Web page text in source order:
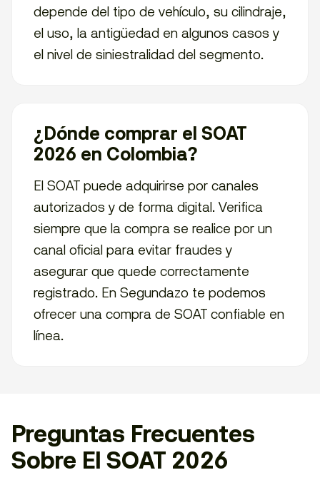
depende del tipo de vehículo, su cilindraje,
el uso, la antigüedad en algunos casos y
el nivel de siniestralidad del segmento.
¿Dónde comprar el SOAT
2026 en Colombia?
El SOAT puede adquirirse por canales
autorizados y de forma digital. Verifica
siempre que la compra se realice por un
canal oficial para evitar fraudes y
asegurar que quede correctamente
registrado. En Segundazo te podemos
ofrecer una compra de SOAT confiable en
línea.
Preguntas Frecuentes
Sobre El SOAT 2026